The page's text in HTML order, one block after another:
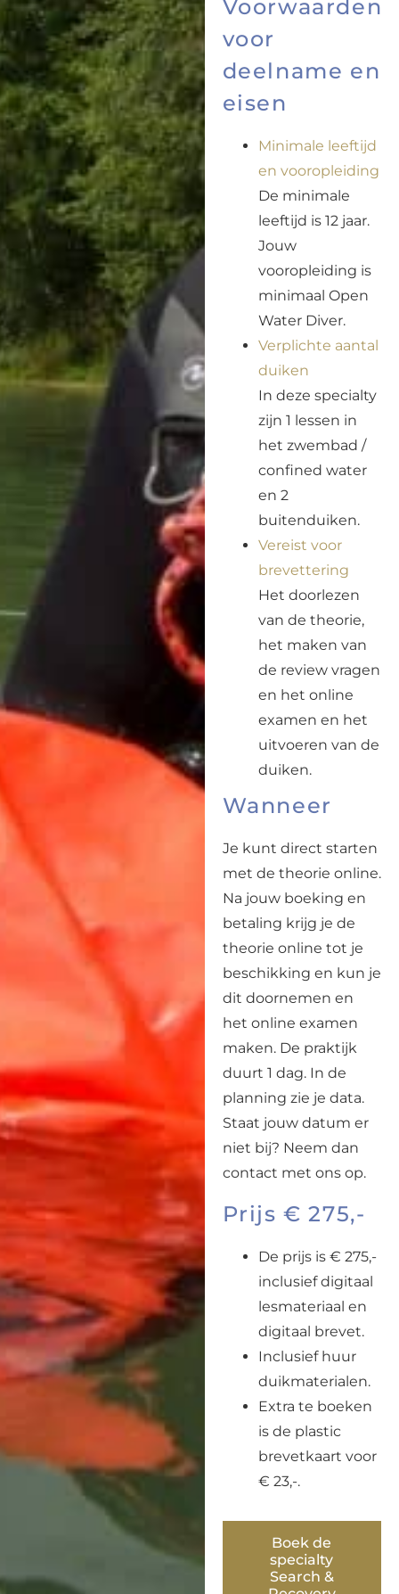
Voorwaarden
voor
deelname en
eisen
Minimale leeftijd
en vooropleiding
De minimale
leeftijd is 12 jaar.
Jouw
vooropleiding is
minimaal Open
Water Diver.
Verplichte aantal
duiken
In deze specialty
zijn 1 lessen in
het zwembad /
confined water
en 2
buitenduiken.
Vereist voor
brevettering
Het doorlezen
van de theorie,
het maken van
de review vragen
en het online
examen en het
uitvoeren van de
duiken.
Wanneer
Je kunt direct starten
met de theorie online.
Na jouw boeking en
betaling krijg je de
theorie online tot je
beschikking en kun je
dit doornemen en
het online examen
maken. De praktijk
duurt 1 dag. In de
planning zie je data.
Staat jouw datum er
niet bij? Neem dan
contact met ons op.
Prijs € 275,-
De prijs is € 275,-
inclusief digitaal
lesmateriaal en
digitaal brevet.
Inclusief huur
duikmaterialen.
Extra te boeken
is de plastic
brevetkaart voor
€ 23,-.
Boek de
specialty
Search &